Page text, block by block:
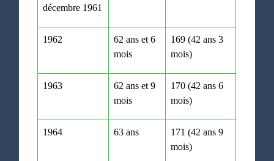
décembre 1961
1962
62 ans et 6
mois
169 (42 ans 3
mois)
1963
62 ans et 9
mois
170 (42 ans 6
mois)
1964 63 ans
171 (42 ans 9
mois)